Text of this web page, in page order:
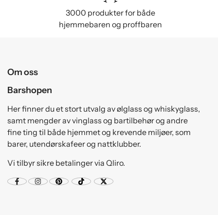
3000 produkter for både
hjemmebaren og proffbaren
Om oss
Barshopen
Her finner du et stort utvalg av ølglass og whiskyglass,
samt mengder av vinglass og bartilbehør og andre
fine ting til både hjemmet og krevende miljøer, som
barer, utendørskafeer og nattklubber.
Vi tilbyr sikre betalinger via Qliro.